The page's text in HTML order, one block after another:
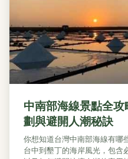
中南部海線景點全
劃與避開人潮秘訣
你想知道台灣中南部海線有哪
台中到墾丁的海岸風光，包含